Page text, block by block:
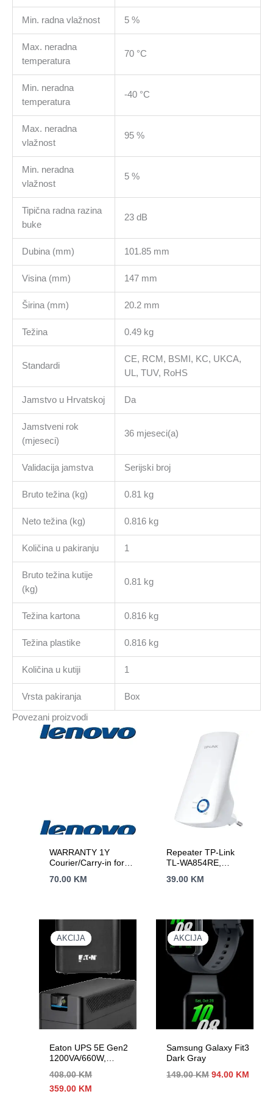
Min. radna vlažnost 5 %
Max. neradna
temperatura
70 °C
Min. neradna
temperatura
-40 °C
Max. neradna
vlažnost
95 %
Min. neradna
vlažnost
5 %
Tipična radna razina
buke
23 dB
Dubina (mm) 101.85 mm
Visina (mm) 147 mm
Širina (mm) 20.2 mm
Težina 0.49 kg
Standardi
CE, RCM, BSMI, KC, UKCA,
UL, TUV, RoHS
Jamstvo u Hrvatskoj Da
Jamstveni rok
(mjeseci)
36 mjeseci(a)
Validacija jamstva Serijski broj
Bruto težina (kg) 0.81 kg
Neto težina (kg) 0.816 kg
Količina u pakiranju 1
Bruto težina kutije
(kg)
0.81 kg
Težina kartona 0.816 kg
Težina plastike 0.816 kg
Količina u kutiji 1
Vrsta pakiranja Box
Povezani proizvodi
WARRANTY 1Y
Courier/Carry-in for
IdeaPad, IdeaPad
70.00 KM
Repeater TP-Link
TL-WA854RE,
Wall Plugged Range
Extender button,
Range extender
mode, with internal
Antennas，without
Ethernet Port
39.00 KM
AKCIJA
AKCIJA
Eaton UPS 5E Gen2
1200VA/660W,
Interactive, 6 x IEC
C13 Outputs; 1 USB
408.00KM
Izvorna
359.00 KM
AKCIJA
AKCIJA
Samsung Galaxy Fit3
Dark Gray
149.00KM Izvorna
94.00 KM